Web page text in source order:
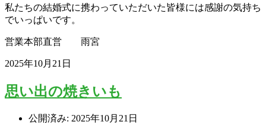
私たちの結婚式に携わっていただいた皆様には感謝の気持ち
でいっぱいです。
営業本部直営 雨宮
2025年10月21日
思い出の焼きいも
公開済み: 2025年10月21日